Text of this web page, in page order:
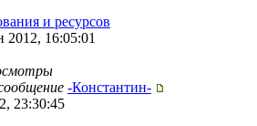
и ресурсов
2012, 16:05:01
-Константин-
23:30:45